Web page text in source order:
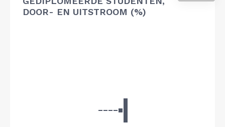
DOOR- EN UITSTROOM (%)